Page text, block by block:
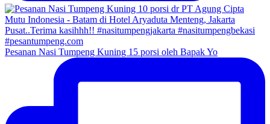
Pesanan Nasi Tumpeng Kuning 15 porsi oleh Bapak Yo